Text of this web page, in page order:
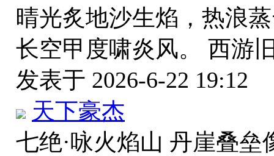
晴光炙地沙生焰，热浪
长空甲度啸炎风。 西游
发表于 2026-6-22 19:12
天下豪杰
七绝·咏火焰山 丹崖叠